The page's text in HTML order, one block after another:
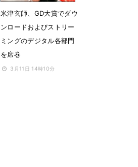
米津玄師、GD大賞でダウ
ンロードおよびストリー
ミングのデジタル各部門
を席巻
3月11日 14時10分